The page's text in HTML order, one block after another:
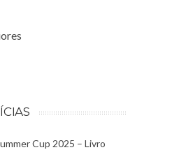
Cup 2025 – Livro